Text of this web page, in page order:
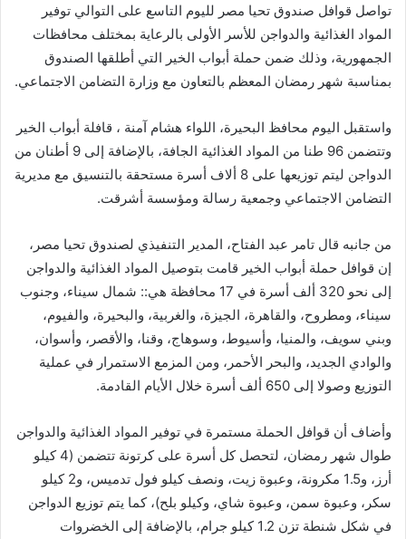
تواصل قوافل صندوق تحيا مصر لليوم التاسع على التوالي توفير
المواد الغذائية والدواجن للأسر الأولى بالرعاية بمختلف محافظات
الجمهورية، وذلك ضمن حملة أبواب الخير التي أطلقها الصندوق
بمناسبة شهر رمضان المعظم بالتعاون مع وزارة التضامن الاجتماعي.
واستقبل اليوم محافظ البحيرة، اللواء هشام آمنة ، قافلة أبواب الخير
وتتضمن 96 طنا من المواد الغذائية الجافة، بالإضافة إلى 9 أطنان من
الدواجن ليتم توزيعها على 8 ألاف أسرة مستحقة بالتنسيق مع مديرية
التضامن الاجتماعي وجمعية رسالة ومؤسسة أشرقت.
من جانبه قال تامر عبد الفتاح، المدير التنفيذي لصندوق تحيا مصر،
إن قوافل حملة أبواب الخير قامت بتوصيل المواد الغذائية والدواجن
إلى نحو 320 ألف أسرة في 17 محافظة هي:: شمال سيناء، وجنوب
سيناء، ومطروح، والقاهرة، الجيزة، والغربية، والبحيرة، والفيوم،
وبني سويف، والمنيا، وأسيوط، وسوهاج، وقنا، والأقصر، وأسوان،
والوادي الجديد، والبحر الأحمر، ومن المزمع الاستمرار في عملية
التوزيع وصولا إلى 650 ألف أسرة خلال الأيام القادمة.
وأضاف أن قوافل الحملة مستمرة في توفير المواد الغذائية والدواجن
طوال شهر رمضان، لتحصل كل أسرة على كرتونة تتضمن (4 كيلو
أرز، و1.5 مكرونة، وعبوة زيت، ونصف كيلو فول تدميس، و2 كيلو
سكر، وعبوة سمن، وعبوة شاي، وكيلو بلح)، كما يتم توزيع الدواجن
في شكل شنطة تزن 1.2 كيلو جرام، بالإضافة إلى الخضروات